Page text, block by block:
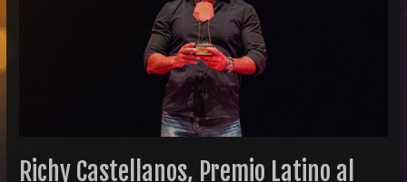
Richy Castellanos, Premio Latino al